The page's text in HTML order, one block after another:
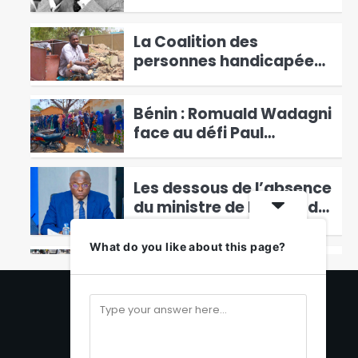
4
Tchad
5
La Coalition des
personnes handicapées
lance un cri de secours
6
Bénin : Romuald Wadagni
face au défi Paul
Hounkpè
1
Les dessous de l’absence
du ministre de l’Eau et de
députés
: la mairie lance les
Média Social
What do you like about this page?